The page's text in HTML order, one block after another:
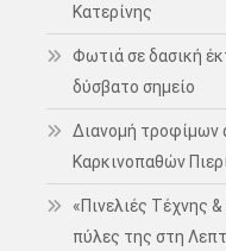
Κατερίνης
Φωτιά σε δασική
δύσβατο σημείο
Διανομή τροφίμων
Καρκινοπαθών
«Πινελιές Τέχνης
πύλες της στη